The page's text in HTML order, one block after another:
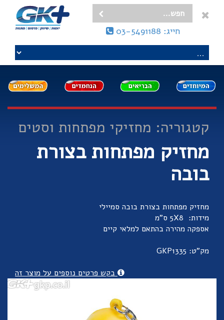
חייג: 03-5491188
קטגוריה: מחזיקי מפתחות וסטים
מחזיק מפתחות בצורת
בובה
מחזיק מפתחות בצורת בובה סמיילי
מידות: 5X8 ס"מ
אספקה מהירה בהתאם למלאי קיים
מק"ט: GKP1335
בקש פרטים נוספים על מוצר זה